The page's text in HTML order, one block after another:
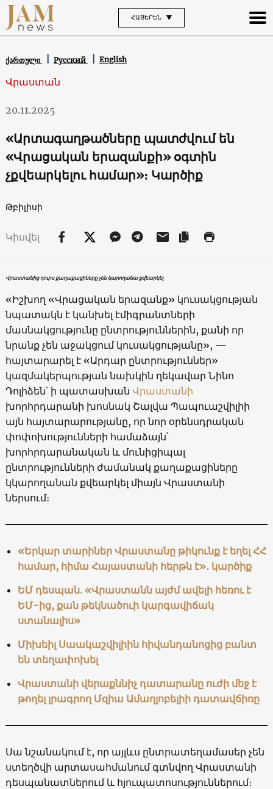
ՀԱՅԵՐԵՆ
ქართული Русский English
Վրաստան
20.11.2025
«Արտագաղթածները պատժվում են
«Վրացական երազանքի» օգտին
չքվեարկելու համար»։ Կարծիք
Թբիլիսի
Կիսվել
Վրաստանից դուրս քաղաքացիները չեն կարողանա քվեարկել
«Իշխող «Վրացական երազանք» կուսակցության
նպատակն է կանխել էմիգրանտների
մասնակցությունը ընտրություններին, քանի որ
նրանք չեն աջակցում կուսակցությանը», —
հայտարարել է «Արդար ընտրություններ»
կազմակերպության նախկին ղեկավար Նինո
Դոլիձեն՝ ի պատասխան Վրաստանի
խորհրդարանի խոսնակ Շալվա Պապուաշվիլիի
այն հայտարարությանը, որ նոր օրենսդրական
փոփոխությունների համաձայն՝
խորհրդարանական և մունիցիպալ
ընտրությունների ժամանակ քաղաքացիները
կկարողանան քվեարկել միայն Վրաստանի
ներսում։
«Երկար տարիներ Վրաստանը թիկունք է եղել ՀՀ
համար, հիմա Հայաստանի հերթն է»․ կարծիք
ԵՄ դեսպան. «Վրաստանն այժմ ավելի հեռու է
ԵՄ-ից, քան թեկնածուի կարգավիճակ
ստանալիս»
Միխեիլ Սաակաշվիլիին հիվանդանոցից բանտ
են տեղափոխել
Վրաստանի վերաքննիչ դատարանը ուժի մեջ է
թողել լրագրող Մզիա Ամաղլոբելիի դատավճիռը
Սա նշանակում է, որ այլևս ընտրատեղամասեր չեն
ստեղծվի արտասահմանում գտնվող Վրաստանի
դեսպանատներում և հյուպատոսություններում։